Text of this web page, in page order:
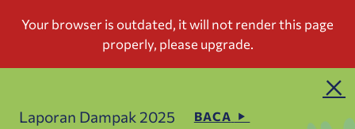
Laporan Dampak 2025 BACA